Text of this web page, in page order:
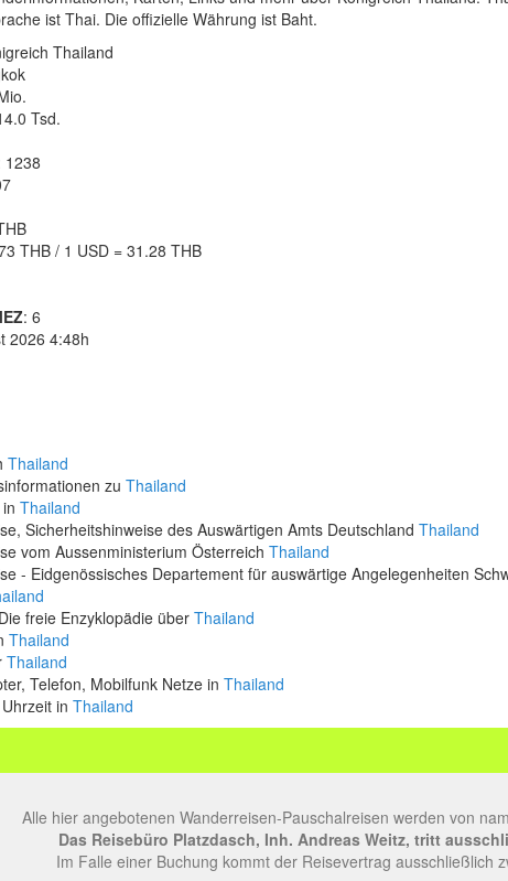
ist Thai. Die offizielle Währung ist Baht.
Thailand
Tsd.
1238
THB / 1 USD = 31.28 THB
: 6
2026 4:48h
Thailand
zu Thailand
Thailand
Sicherheitshinweise des Auswärtigen Amts Deutschland Thailand
vom Aussenministerium Österreich Thailand
- Eidgenössisches Departement für auswärtige Angelegenheiten
freie Enzyklopädie über Thailand
Thailand
Thailand
Telefon, Mobilfunk Netze in Thailand
in Thailand
Alle hier angebotenen Wanderreisen-Pauschalreisen werden von
Das Reisebüro Platzdasch, Inh. Andreas Weitz, tritt
Im Falle einer Buchung kommt der Reisevertrag ausschließlich